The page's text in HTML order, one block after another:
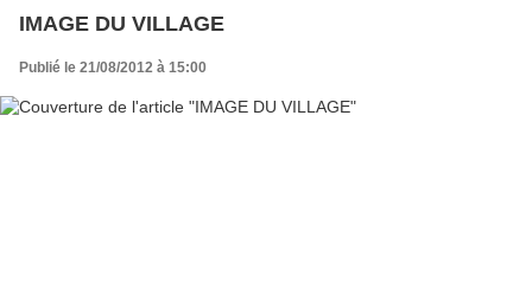
IMAGE DU VILLAGE
Publié le 21/08/2012 à 15:00